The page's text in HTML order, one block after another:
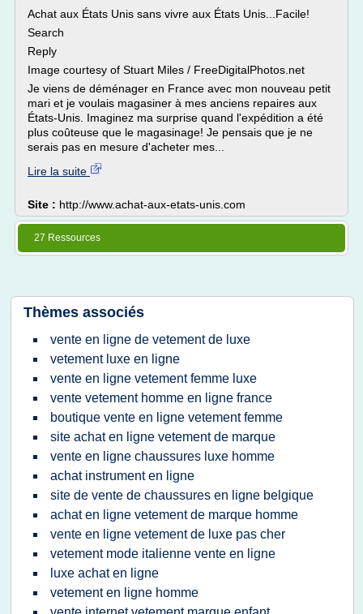
Achat aux États Unis sans vivre aux États Unis...Facile!
Search
Reply
Image courtesy of Stuart Miles / FreeDigitalPhotos.net
Je viens de déménager en France avec mon nouveau petit
mari et je voulais magasiner à mes anciens repaires aux
États-Unis. Imaginez ma surprise quand l'expédition a été
plus coûteuse que le magasinage! Je pensais que je ne
serais pas en mesure d'acheter mes...
Lire la suite
Site : http://www.achat-aux-etats-unis.com
27 Ressources
Thèmes associés
vente en ligne de vetement de luxe
vetement luxe en ligne
vente en ligne vetement femme luxe
vente vetement homme en ligne france
boutique vente en ligne vetement femme
site achat en ligne vetement de marque
vente en ligne chaussures luxe homme
achat instrument en ligne
site de vente de chaussures en ligne belgique
achat en ligne vetement de marque homme
vente en ligne vetement de luxe pas cher
vetement mode italienne vente en ligne
luxe achat en ligne
vetement en ligne homme